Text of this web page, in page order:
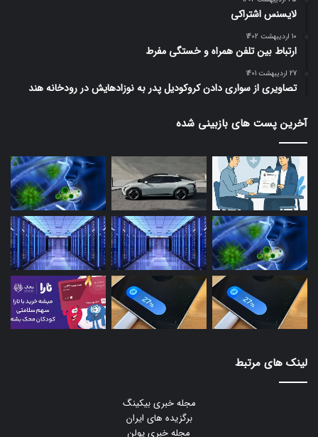
لایسنس اشتراکی
10 اردیبهشت 1402
ارتباط بین تلفن همراه و خستگی مفرط
27 اردیبهشت 1401
تصاویری از سواری دادن کروکودیل پدر به نوزادهایش در رودخانه هند
آخرین پست های بازبینی شده
لینک های مرتبط
مجله خبری بیکینگ
برگزیده های ایران
مجله خبری یولن